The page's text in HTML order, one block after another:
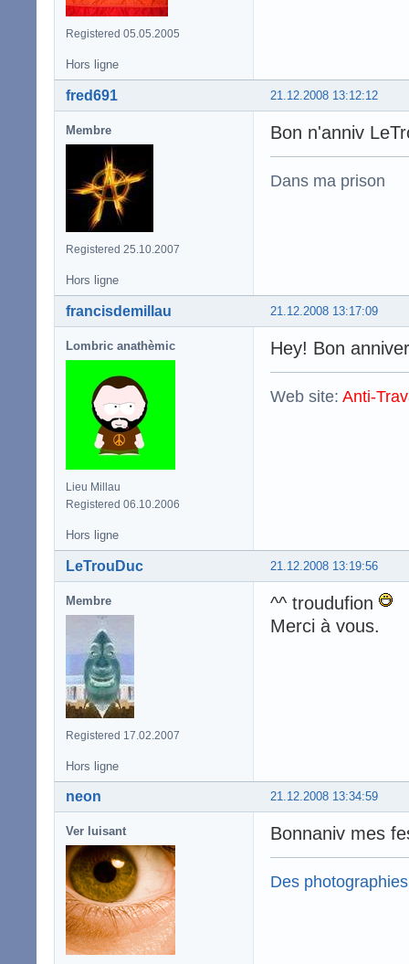
Registered 05.05.2005
Hors ligne
21.12.2008 13:12:12
fred691
Membre
Registered 25.10.2007
Bon n'anniv
Dans ma prison
Hors ligne
21.12.2008 13:17:09
francisdemillau
Lombric anathèmic
Lieu Millau
Registered 06.10.2006
Hey! Bon
Web site: Anti-
Hors ligne
21.12.2008 13:19:56
LeTrouDuc
Membre
Registered 17.02.2007
^^ troudufion
Merci à vous.
Hors ligne
21.12.2008 13:34:59
neon
Ver luisant Bonnaniv mes
Des